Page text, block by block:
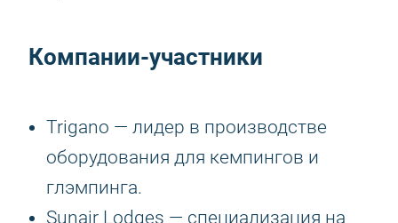
Компании-участники
Trigano — лидер в производстве
оборудования для кемпингов и
глэмпинга.
Sunair Lodges — специализация на